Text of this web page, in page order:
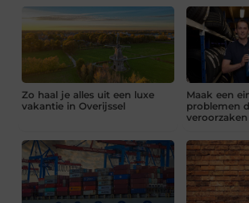
Zo haal je alles uit een luxe
vakantie in Overijssel
Maak een
problemen
veroorzaken